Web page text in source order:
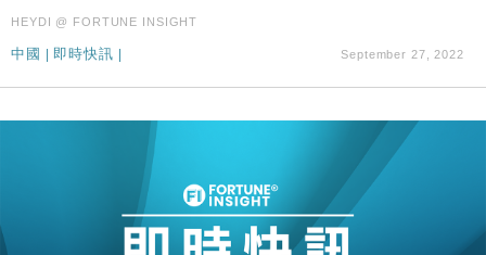
17:33
及消費表現
16:47
本地｜假冒內地執法人員要求交「保證金」 43歲女子
損失近6900萬元
16:05
財經｜日經失守6.5萬點後回穩 全周仍升近2%
財經｜恒隆10月換帥 玩具「反」斗城亞洲CEO蔡德
財經｜韓股反覆波動收跌 連挫7周創逾3年最長跌勢
HEYDI @ FORTUNE INSIGHT
中國 即時快訊 September 27, 2022